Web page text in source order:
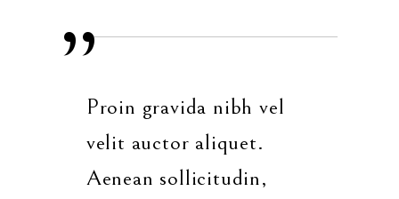
Proin gravida nibh vel
velit auctor aliquet.
Aenean sollicitudin,